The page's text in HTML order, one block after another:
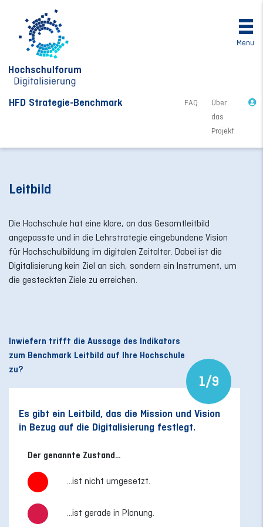
Menu
HFD Strategie-Benchmark FAQ
Über
das
Projekt
Leitbild
Die Hochschule hat eine klare, an das Gesamtleitbild
angepasste und in die Lehrstrategie eingebundene Vision
für Hochschulbildung im digitalen Zeitalter. Dabei ist die
Digitalisierung kein Ziel an sich, sondern ein Instrument, um
die gesteckten Ziele zu erreichen.
Inwiefern trifft die Aussage des Indikators
zum Benchmark Leitbild auf Ihre Hochschule
zu?
1/9
Es gibt ein Leitbild, das die Mission und Vision
in Bezug auf die Digitalisierung festlegt.
Der genannte Zustand…
...ist nicht umgesetzt.
...ist gerade in Planung.